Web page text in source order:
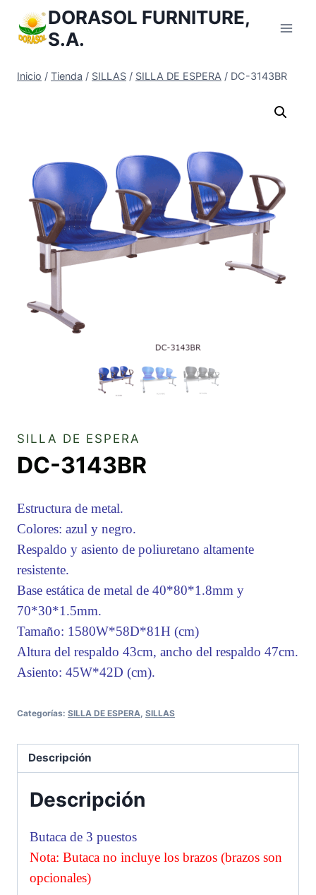
Contenido
DORASOL FURNITURE,
S.A.
Inicio / Tienda / SILLAS / SILLA DE ESPERA / DC-3143BR
SILLA DE ESPERA
DC-3143BR
Estructura de metal.
Colores: azul y negro.
Respaldo y asiento de poliuretano altamente
resistente.
Base estática de metal de 40*80*1.8mm y
70*30*1.5mm.
Tamaño: 1580W*58D*81H (cm)
Altura del respaldo 43cm, ancho del respaldo 47cm.
Asiento: 45W*42D (cm).
Categorías: SILLA DE ESPERA SILLAS
Descripción
Descripción
Butaca de 3 puestos
Nota: Butaca no incluye los brazos (brazos son
opcionales)